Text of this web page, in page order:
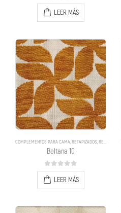
0out of 5
LEER MÁS
COMPLEMENTOS PARA CAMA,RETAPIZADOS,RETAPIZADOS
Beltana 10
0out of 5
LEER MÁS